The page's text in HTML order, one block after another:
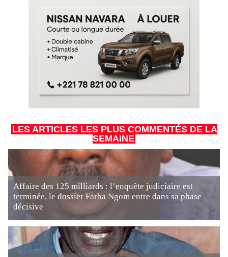
LES ARTICLES LES PLUS COMMENTÉS DE LA
SEMAINE
Affaire des 125 milliards : l’enquête judiciaire est
terminée, le dossier Farba Ngom entre dans sa phase
décisive